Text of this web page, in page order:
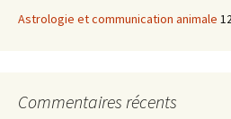
Astrologie et communication animale
Commentaires récents